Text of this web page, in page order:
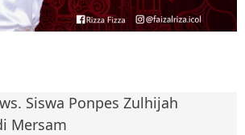
Siswa Ponpes Zulhijah
Mersam